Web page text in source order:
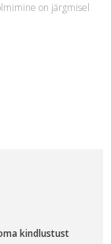
on järgmisel
kindlustust